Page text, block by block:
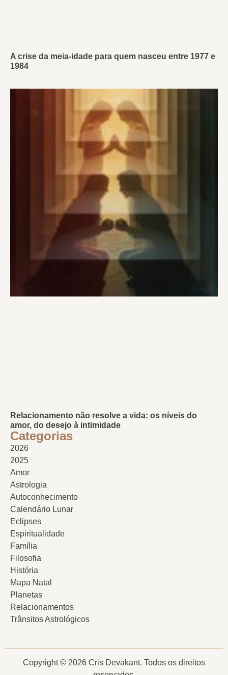
A crise da meia-idade para quem nasceu entre 1977 e
1984
Relacionamento não resolve a vida: os níveis do
amor, do desejo à intimidade
Categorias
2026
2025
Amor
Astrologia
Autoconhecimento
Calendário Lunar
Eclipses
Espiritualidade
Família
Filosofia
História
Mapa Natal
Planetas
Relacionamentos
Trânsitos Astrológicos
Copyright © 2026 Cris Devakant. Todos os direitos